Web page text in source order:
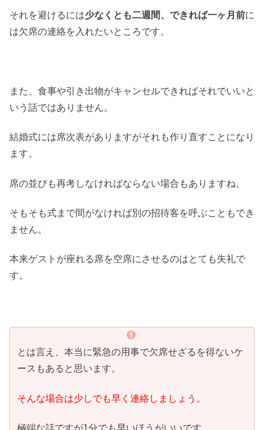
それを避けるには少なくとも二週間、できれば一ヶ月前に
は欠席の連絡を入れたいところです。
また、食事や引き出物がキャンセルできればそれでいいと
いう話ではありません。
結婚式には席次表がありますがそれも作り直すことになり
ます。
席の並びも再考しなければならない場合もありますね。
そもそも式まで間がなければ別の招待客を呼ぶこともでき
ません。
本来ゲストが座れる席を空席にさせるのはとても失礼で
す。
とは言え、本当に緊急の用事で欠席せざるを得ないケ
ースもあると思います。
そんな場合は少しでも早く連絡しましょう。
極端な話ですが1分でも早いほうがいいです。